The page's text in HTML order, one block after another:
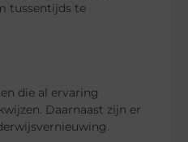
tussentijds te
die al ervaring
Daarnaast zijn er